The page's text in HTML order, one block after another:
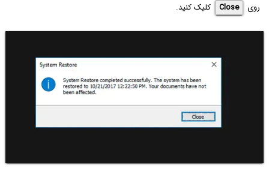
روی
Close کلیک کنید.